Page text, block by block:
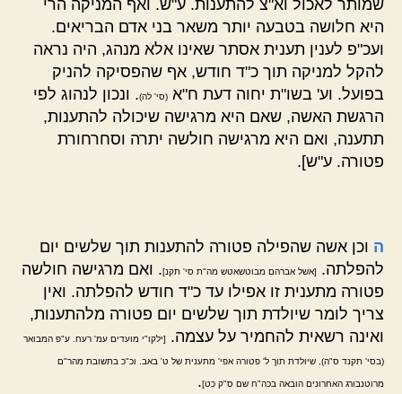
שמותר לאכול וא"צ להתענות. ע"ש. ואף המניקה הרי
היא חלושה בטבעה יותר משאר בני אדם הבריאים.
ועכ"פ לענין תענית אסתר שאינו אלא מנהג, היה נראה
להקל למניקה תוך כ"ד חודש, אף שהפסיקה להניק
בפועל. וע' בשו"ת יחוה דעת ח"א (סי' לה). ונכון לנהוג לפי
הרגשת האשה, שאם היא מרגישה שיכולה להתענות,
תתענה, ואם היא מרגישה חולשה יתרה וסחרחורת
פטורה. ע"ש].
ה וכן אשה שהפילה פטורה להתענות תוך שלשים יום
להפלתה.
[אשל אברהם מבוטשאטש מה"ת סי' תקנ]. ואם מרגישה חולשה
פטורה מתענית זו אפילו עד כ"ד חודש להפלתה. ואין
צריך לומר שיולדת תוך שלשים יום פטורה מלהתענות,
ואינה רשאית להחמיר על עצמה.
[ילקו"י מועדים עמ' רעח. ע"פ המבואר
(בסי' תקנד ס"ה), שיולדת תוך ל' פטורה אפי' מתענית של ט' באב. וכ"כ בתשובת מהר"ם
מרוטנבורג האחרונים הובאה בכה"ח שם ס"ק כט].